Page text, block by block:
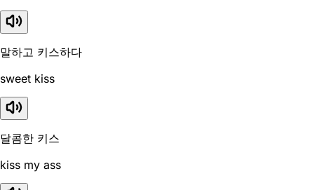
말하고 키스하다
sweet kiss
달콤한 키스
kiss my ass